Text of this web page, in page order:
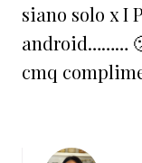
siano solo x I
android………
cmq